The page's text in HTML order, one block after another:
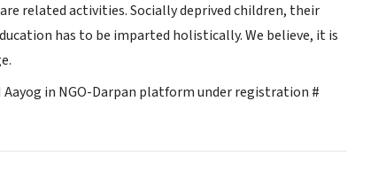
related activities. Socially deprived children, their
has to be imparted holistically. We believe, it is
in NGO-Darpan platform under registration #